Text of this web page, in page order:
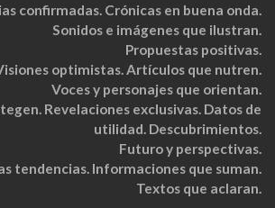
confirmadas. Crónicas en buena onda.
Sonidos e imágenes que ilustran.
Propuestas positivas.
optimistas. Artículos que nutren.
Voces y personajes que orientan.
Revelaciones exclusivas. Datos de
utilidad. Descubrimientos.
Futuro y perspectivas.
tendencias. Informaciones que suman.
Textos que aclaran.